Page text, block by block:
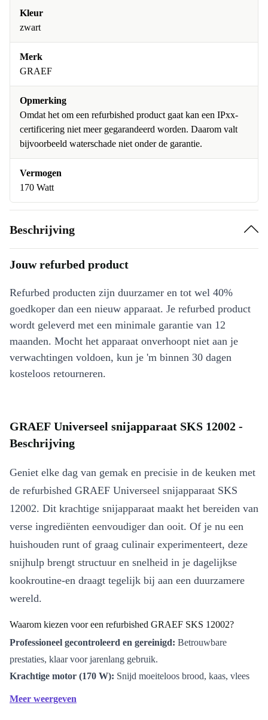
Kleur
zwart
Merk
GRAEF
Opmerking
Omdat het om een refurbished product gaat kan een IPxx-
certificering niet meer gegarandeerd worden. Daarom valt
bijvoorbeeld waterschade niet onder de garantie.
Vermogen
170 Watt
Beschrijving
Jouw refurbed product
Refurbed producten zijn duurzamer en tot wel 40%
goedkoper dan een nieuw apparaat. Je refurbed product
wordt geleverd met een minimale garantie van 12
maanden. Mocht het apparaat onverhoopt niet aan je
verwachtingen voldoen, kun je 'm binnen 30 dagen
kosteloos retourneren.
GRAEF Universeel snijapparaat SKS 12002 -
Beschrijving
Geniet elke dag van gemak en precisie in de keuken met
de refurbished GRAEF Universeel snijapparaat SKS
12002. Dit krachtige snijapparaat maakt het bereiden van
verse ingrediënten eenvoudiger dan ooit. Of je nu een
huishouden runt of graag culinair experimenteert, deze
snijhulp brengt structuur en snelheid in je dagelijkse
kookroutine-en draagt tegelijk bij aan een duurzamere
wereld.
Waarom kiezen voor een refurbished GRAEF SKS 12002?
Professioneel gecontroleerd en gereinigd: Betrouwbare
prestaties, klaar voor jarenlang gebruik.
Krachtige motor (170 W): Snijd moeiteloos brood, kaas, vlees
Meer weergeven